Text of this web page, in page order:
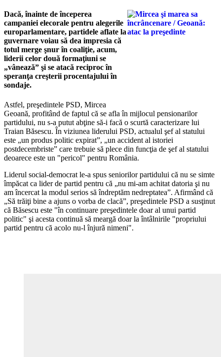
Dacă, înainte de începerea
campaniei elecorale pentru alegerile
europarlamentare, partidele aflate la
guvernare voiau să dea impresia că
totul merge şnur în coaliţie, acum,
liderii celor două formaţiuni se
„vânează” şi se atacă reciproc în
speranţa creşterii procentajului în
sondaje.
Astfel, preşedintele PSD, Mircea
Geoană, profitând de faptul că se afla în mijlocul pensionarilor
partidului, nu s-a putut abţine să-i facă o scurtă caracterizare lui
Traian Băsescu. În viziunea liderului PSD, actualul şef al statului
este „un produs politic expirat”, „un accident al istoriei
postdecembriste” care trebuie să plece din funcţia de şef al statului
deoarece este un "pericol" pentru România.
Liderul social-democrat le-a spus seniorilor partidului că nu se simte
împăcat ca lider de partid pentru că „nu mi-am achitat datoria şi nu
am încercat la modul serios să îndreptăm nedreptatea”. Afirmând că
„Să trăiţi bine a ajuns o vorba de clacă”, preşedintele PSD a susţinut
că Băsescu este "în continuare preşedintele doar al unui partid
politic" şi acesta continuă să meargă doar la întâlnirile "propriului
partid pentru că acolo nu-l înjură nimeni".